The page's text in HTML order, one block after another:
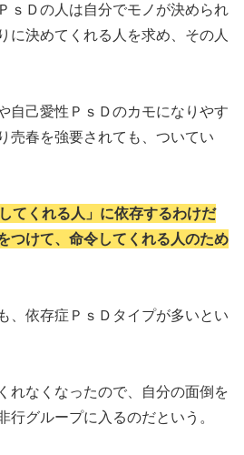
ｓＤの人は自分でモノが決められ
に決めてくれる人を求め、その人
自己愛性ＰｓＤのカモになりやす
売春を強要されても、ついてい
てくれる人」に依存するわけだ
つけて、命令してくれる人のため
、依存症ＰｓＤタイプが多いとい
れなくなったので、自分の面倒を
行グループに入るのだという。